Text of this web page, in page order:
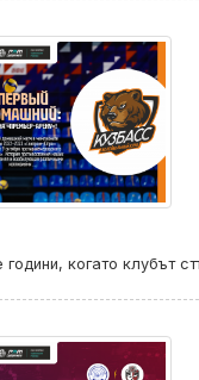
когато клубът